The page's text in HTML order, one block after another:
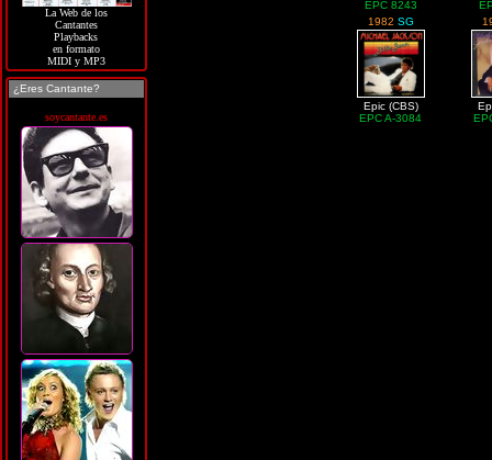
La Web de los
Cantantes
Playbacks
en formato
MIDI y MP3
¿Eres Cantante?
soycantante.es
EPC 8243
1982 SG
Epic (CBS)
EPC A-3084